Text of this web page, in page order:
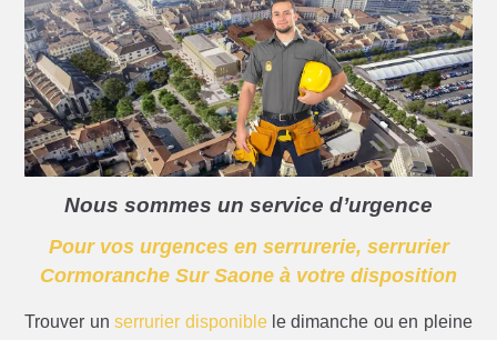
Nous sommes un service d’urgence
Pour vos urgences en serrurerie, serrurier
Cormoranche Sur Saone à votre disposition
Trouver unserrurier disponiblele dimanche ou en pleine